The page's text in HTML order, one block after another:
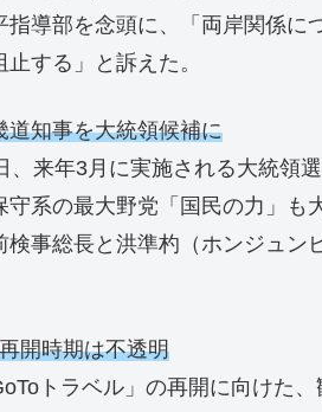
導部を念頭に、「両岸関係に
する」と訴えた。
知事を大統領候補に
来年3月に実施される大統領
系の最大野党「国民の力」も
事総長と洪準杓（ホンジュン
開時期は不透明
トラベル」の再開に向けた